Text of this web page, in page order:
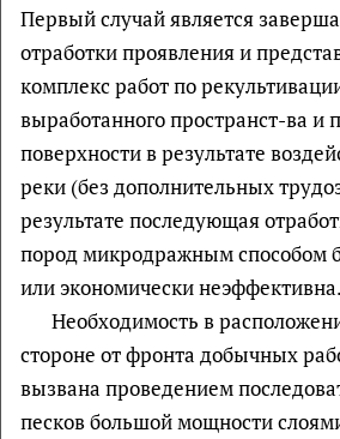
Первый случай является
отработки проявления и
комплекс работ по
выработанного пространст-ва и
поверхности в результате
реки (без дополнительных
результате последующая
пород микродражным способом
или экономически неэффективна.
Необходимость в
стороне от фронта добычных
вызвана проведением
песков большой мощности